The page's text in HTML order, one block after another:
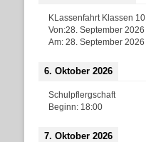
KLassenfahrt Klassen 10
Von:28. September 2026
Am: 28. September 2026
6. Oktober 2026
Schulpflergschaft
Beginn: 18:00
7. Oktober 2026